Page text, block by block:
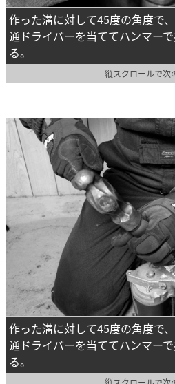
作った溝に対して45度の角度で
通ドライバーを当ててハンマー
る。
縦スクロールで次
作った溝に対して45度の角度で
通ドライバーを当ててハンマー
る。